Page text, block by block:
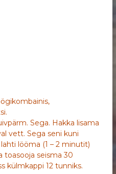
Sega. Hakka lisama
vett. Sega seni kuni
lööma (1 – 2 minutit)
toasooja seisma 30
külmkappi 12 tunniks.